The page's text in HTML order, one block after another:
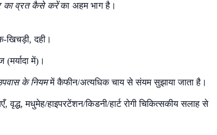
का व्रत कैसे करेंका अहम भाग है।
दही।
में)।
के नियममें कैफीन/अत्यधिक चाय से संयम सुझाया जाता है।
वृद्ध, मधुमेह/हाइपरटेंशन/किडनी/हार्ट रोगी चिकित्सकीय सलाह से